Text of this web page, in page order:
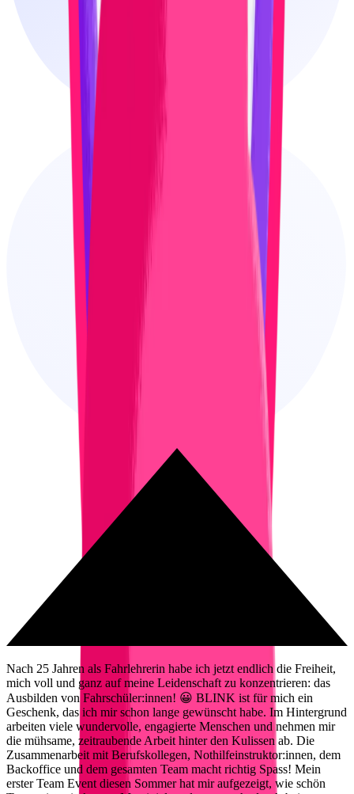
Nach 25 Jahren als Fahrlehrerin habe ich jetzt endlich die Freiheit,
mich voll und ganz auf meine Leidenschaft zu konzentrieren: das
Ausbilden von Fahrschüler:innen! 😀 BLINK ist für mich ein
Geschenk, das ich mir schon lange gewünscht habe. Im Hintergrund
arbeiten viele wundervolle, engagierte Menschen und nehmen mir
die mühsame, zeitraubende Arbeit hinter den Kulissen ab. Die
Zusammenarbeit mit Berufskollegen, Nothilfeinstruktor:innen, dem
Backoffice und dem gesamten Team macht richtig Spass! Mein
erster Team Event diesen Sommer hat mir aufgezeigt, wie schön